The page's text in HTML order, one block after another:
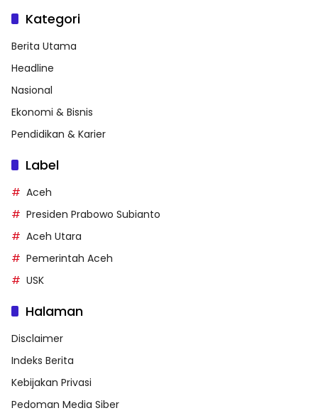
Kategori
Berita Utama
Headline
Nasional
Ekonomi & Bisnis
Pendidikan & Karier
Label
Aceh
Presiden Prabowo Subianto
Aceh Utara
Pemerintah Aceh
USK
Halaman
Disclaimer
Indeks Berita
Kebijakan Privasi
Pedoman Media Siber